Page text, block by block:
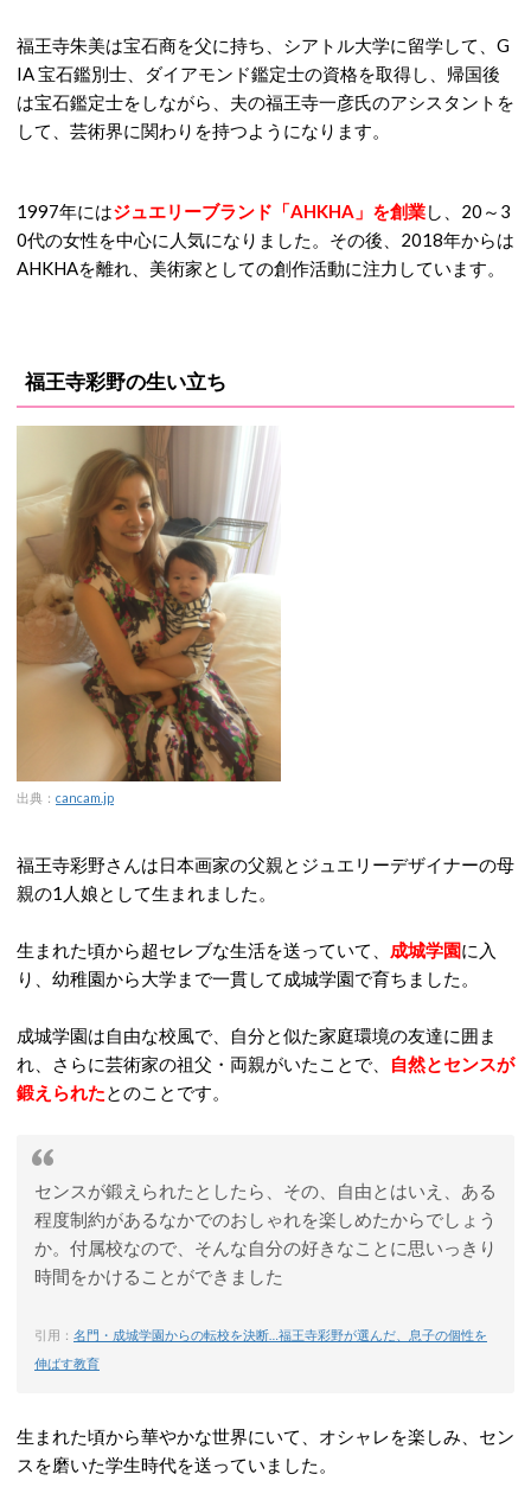
福王寺朱美は宝石商を父に持ち、シアトル大学に留学して、G
IA 宝石鑑別士、ダイアモンド鑑定士の資格を取得し、帰国後
は宝石鑑定士をしながら、夫の福王寺一彦氏のアシスタントを
して、芸術界に関わりを持つようになります。
1997年にはジュエリーブランド「AHKHA」を創業し、20～3
0代の女性を中心に人気になりました。その後、2018年からは
AHKHAを離れ、美術家としての創作活動に注力しています。
福王寺彩野の生い立ち
出典： cancam.jp
福王寺彩野さんは日本画家の父親とジュエリーデザイナーの母
親の1人娘として生まれました。
生まれた頃から超セレブな生活を送っていて、 成城学園に入
り、幼稚園から大学まで一貫して成城学園で育ちました。
成城学園は自由な校風で、自分と似た家庭環境の友達に囲ま
れ、さらに芸術家の祖父・両親がいたことで、
自然とセンスが
鍛えられたとのことです。
センスが鍛えられたとしたら、その、自由とはいえ、ある
程度制約があるなかでのおしゃれを楽しめたからでしょう
か。付属校なので、そんな自分の好きなことに思いっきり
時間をかけることができました
引用： 名門・成城学園からの転校を決断…福王寺彩野が選んだ、息子の個性を
伸ばす教育
生まれた頃から華やかな世界にいて、オシャレを楽しみ、セン
スを磨いた学生時代を送っていました。